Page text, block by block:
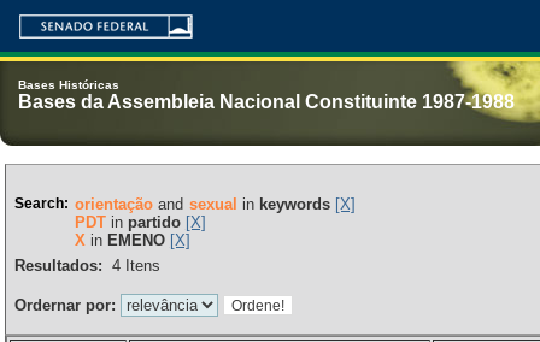
Bases Históricas
Bases da Assembleia Nacional Constituinte 1987-1988
Search: orientaçãoand sexual in keywords [X]
PDTin partido [X]
Xin EMENO [X]
Resultados: 4Itens
Ordernar por: